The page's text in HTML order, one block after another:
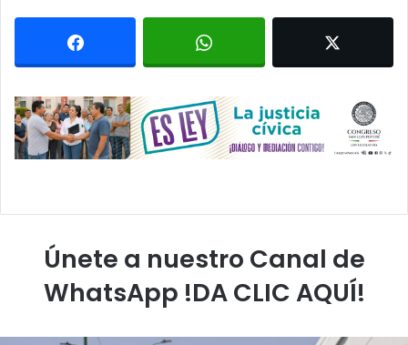
Únete a nuestro Canal de
WhatsApp !DA CLIC AQUÍ!